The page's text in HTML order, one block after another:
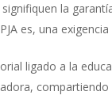
la
es, una
ligado a la